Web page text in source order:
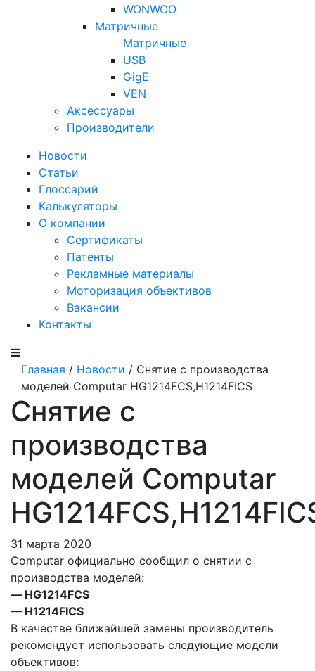
WONWOO
Матричные
Матричные
USB
GigE
VEN
Аксессуары
Производители
Новости
Статьи
Глоссарий
Калькуляторы
О компании
Сертификаты
Патенты
Рекламные материалы
Моторизация объективов
Вакансии
Контакты
Главная / Новости / Снятие с производства
моделей Computar HG1214FCS,H1214FICS
Снятие с
производства
моделей Computar
31 марта 2020
Computar официально сообщил о снятии с
производства моделей:
— HG1214FCS
— H1214FICS
В качестве ближайшей замены производитель
рекомендует использовать следующие модели
объективов: